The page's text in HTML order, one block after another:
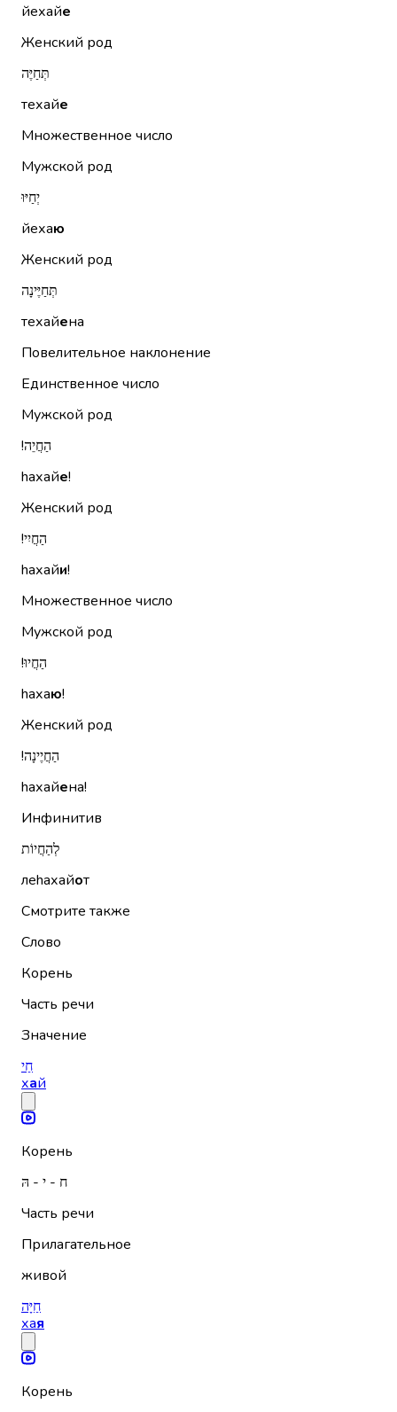
йехайе
Женский род
תְּחַיֶּה
техайе
Множественное число
Мужской род
יְחַיּוּ
йехаю
Женский род
תְּחַיֶּינָה
техайена
Повелительное наклонение
Единственное число
Мужской род
הַחֲיֵה!‏
hахайе!
Женский род
הַחֲיִי!‏
hахайи!
Множественное число
Мужской род
הַחֲיוּ!‏
hахаю!
Женский род
הַחֲיֶינָה!‏
hахайена!
Инфинитив
לְהַחֲיוֹת
леhахайот
Смотрите также
Слово
Корень
Часть речи
Значение
חַי
хай
Корень
ח - י - הּ
Часть речи
Прилагательное
живой
חַיָּה
хая
Корень